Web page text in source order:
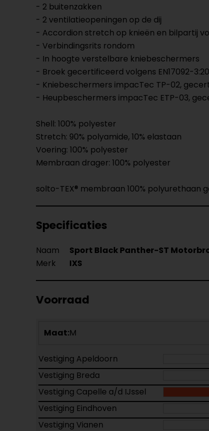
- 2 buitenzakken
- 2 ventilatieopeningen op de dij
- Accordion stretch op knieën en bilpartij
- Verbindingsrits rondom
- In hoogte verstelbare kniebeschermers
- Broek gecertificeerd volgens EN17092-
- Kniebeschermers impacTec TP-02,
- Heupbeschermers impacTec ETP-03,
Shell: 100% polyester
Stretch: 90% polyamide, 10% elastaan
Voering: 100% polyester
Membraan drager: 100% polyester
solto-TEX® membraan 100% polyurethaan
Specificaties
Naam Sport Black Panther-ST
Merk
IXS
Voorraad
Maat:M
Vestiging Apeldoorn
Vestiging Breda
Vestiging Capelle a/d IJssel
Vestiging Eindhoven
Vestiging Vianen